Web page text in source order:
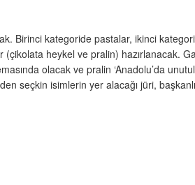
Birinci kategoride pastalar, ikinci
(çikolata heykel ve pralin) hazırlanacak.
olacak ve pralin ‘Anadolu’da
seçkin isimlerin yer alacağı jüri,